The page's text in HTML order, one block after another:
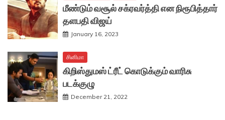
மீண்டும் வசூல் சக்ரவர்த்தி என நிரூபித்தார்
தளபதி விஜய்
January 16, 2023
சினிமா
கிறிஸ்துமஸ் ட்ரீட் கொடுக்கும் வாரிசு
படக்குழு
December 21, 2022